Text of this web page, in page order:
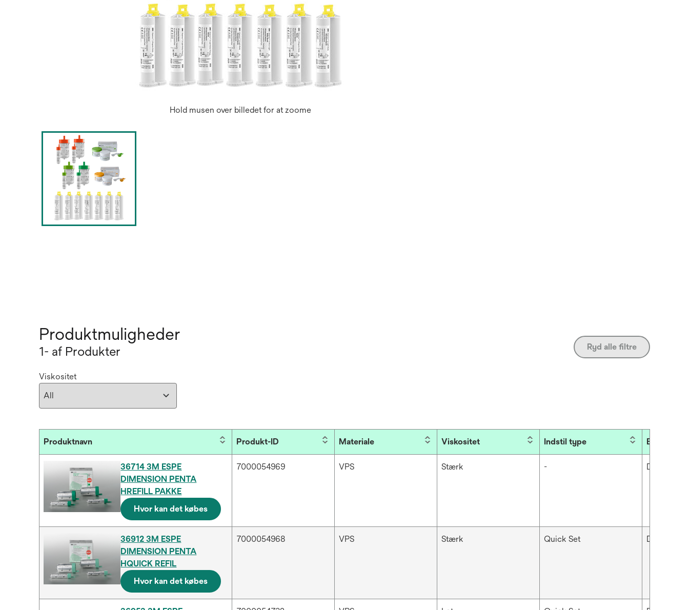
Hold musen over billedet for at zoome
Produktmuligheder
1- af Produkter Ryd alle filtre
Viskositet
Produktnavn Produkt-ID Materiale Viskositet Indstil type Brancher
36714 3M ESPE
DIMENSION PENTA
HREFILL PAKKE
Hvor kan det købes
7000054969 VPS Stærk - Dental
36912 3M ESPE
DIMENSION PENTA
HQUICK REFIL
Hvor kan det købes
7000054968 VPS Stærk Quick Set Dental